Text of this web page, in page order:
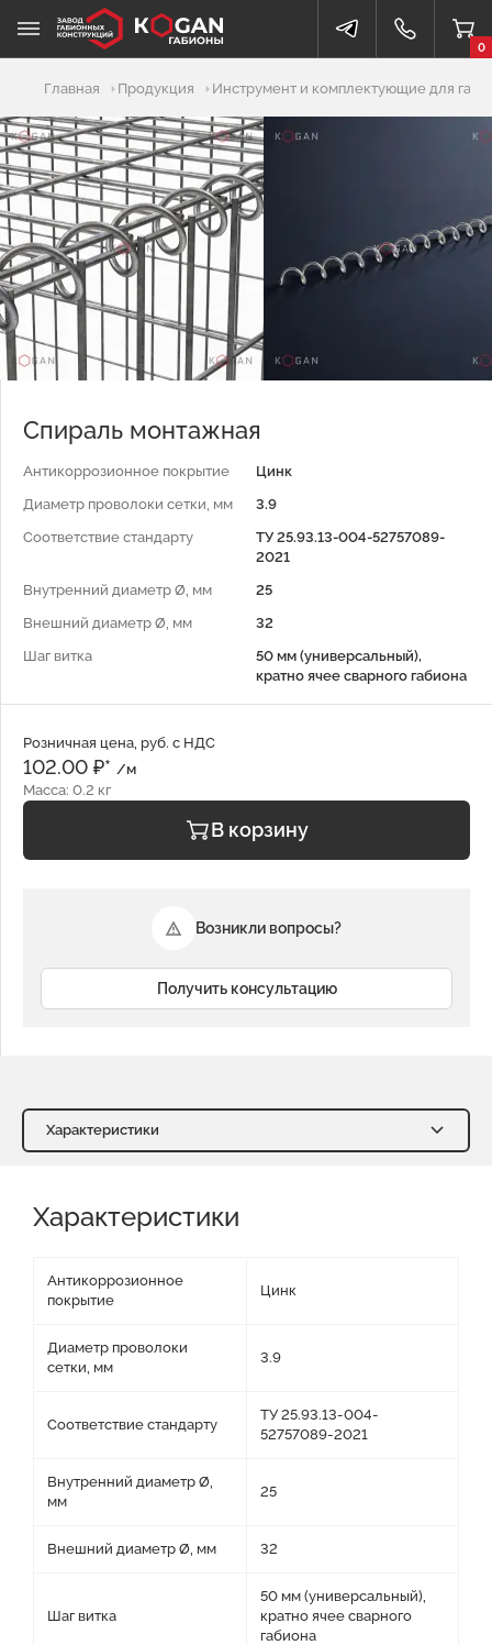
0
Добавлено в корзину
Главная Продукция Инструмент и комплектующие для
Спираль монтажная
Антикоррозионное покрытие
Цинк
Диаметр проволоки сетки, мм
3.9
Соответствие стандарту
ТУ 25.93.13-004-52757089-
2021
Внутренний диаметр Ø, мм
25
Внешний диаметр Ø, мм
32
Шаг витка
50 мм (универсальный),
кратно ячее сварного габиона
Розничная цена, руб. с НДС
102.00 ₽* /м
Масса: 0.2 кг
В корзину
Возникли вопросы?
Получить консультацию
Характеристики
Оставить заявку на КП
Характеристики
Антикоррозионное
покрытие
Цинк
Диаметр проволоки
сетки, мм
3.9
Соответствие стандарту
ТУ 25.93.13-004-
52757089-2021
Внутренний диаметр Ø,
мм
25
Внешний диаметр Ø, мм 32
Шаг витка
50 мм (универсальный),
кратно ячее сварного
габиона